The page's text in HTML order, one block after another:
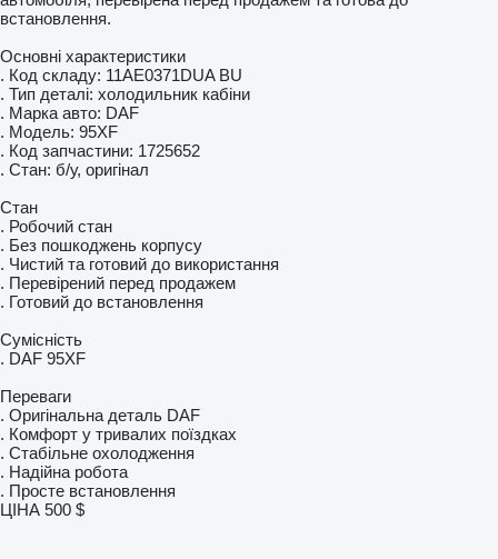
встановлення.
Основні характеристики
. Код складу: 11AE0371DUA BU
. Тип деталі: холодильник кабіни
. Марка авто: DAF
. Модель: 95XF
. Код запчастини: 1725652
. Стан: б/у, оригінал
Стан
. Робочий стан
. Без пошкоджень корпусу
. Чистий та готовий до використання
. Перевірений перед продажем
. Готовий до встановлення
Сумісність
. DAF 95XF
Переваги
. Оригінальна деталь DAF
. Комфорт у тривалих поїздках
. Стабільне охолодження
. Надійна робота
. Просте встановлення
ЦІНА 500 $